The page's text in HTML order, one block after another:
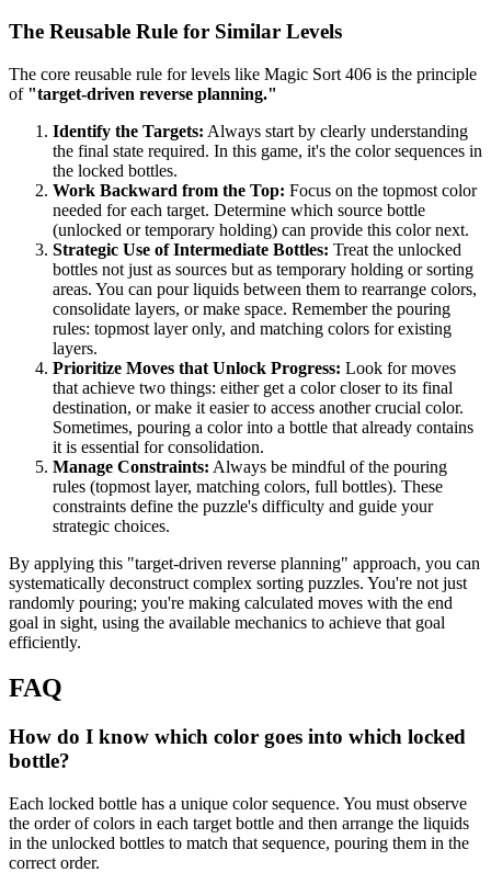
The Reusable Rule for Similar Levels
The core reusable rule for levels like Magic Sort 406 is the principle
of "target-driven reverse planning."
Identify the Targets: Always start by clearly understanding
the final state required. In this game, it's the color sequences in
the locked bottles.
Work Backward from the Top: Focus on the topmost color
needed for each target. Determine which source bottle
(unlocked or temporary holding) can provide this color next.
Strategic Use of Intermediate Bottles: Treat the unlocked
bottles not just as sources but as temporary holding or sorting
areas. You can pour liquids between them to rearrange colors,
consolidate layers, or make space. Remember the pouring
rules: topmost layer only, and matching colors for existing
layers.
Prioritize Moves that Unlock Progress: Look for moves
that achieve two things: either get a color closer to its final
destination, or make it easier to access another crucial color.
Sometimes, pouring a color into a bottle that already contains
it is essential for consolidation.
Manage Constraints: Always be mindful of the pouring
rules (topmost layer, matching colors, full bottles). These
constraints define the puzzle's difficulty and guide your
strategic choices.
By applying this "target-driven reverse planning" approach, you can
systematically deconstruct complex sorting puzzles. You're not just
randomly pouring; you're making calculated moves with the end
goal in sight, using the available mechanics to achieve that goal
efficiently.
FAQ
How do I know which color goes into which locked
bottle?
Each locked bottle has a unique color sequence. You must observe
the order of colors in each target bottle and then arrange the liquids
in the unlocked bottles to match that sequence, pouring them in the
correct order.